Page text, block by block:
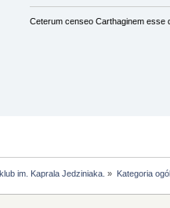
Ceterum censeo Carthaginem esse
im. Kaprala Jedziniaka. » Kategoria